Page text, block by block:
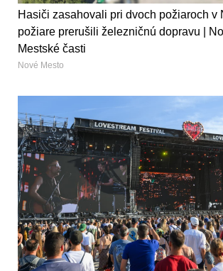
Hasiči zasahovali pri dvoch požiaroch v
požiare prerušili železničnú dopravu |
Mestské časti
Nové Mesto